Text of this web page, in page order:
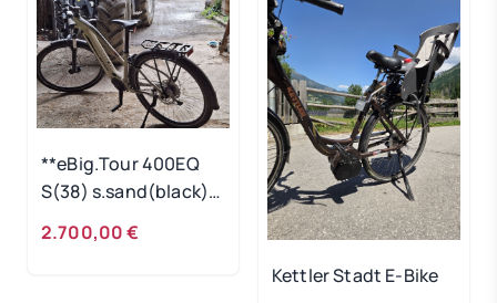
**eBig.Tour 400EQ
S(38) s.sand(black)
2.700,00 €
Kettler Stadt E-Bike